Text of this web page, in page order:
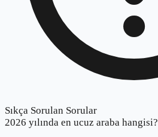
Sıkça Sorulan Sorular
2026 yılında en ucuz araba hangisi?